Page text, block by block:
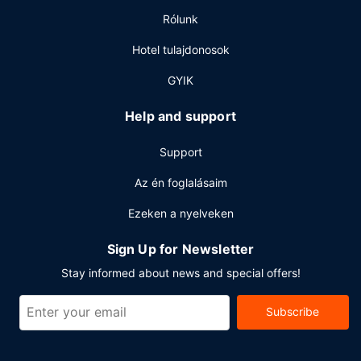
bár egyikében. Teljes reggeli felár ellenében elérhető
naponta reggeli 7:00 és 10:00 között.
vegytisztítási/ruhatisztítási szolgáltatások és 24 órában
nyitva tartó recepció is igénybe vehető. Róma városában
(45 négyzetméter) konferenciatér és tárgyalóterem céljára
fenntartott területtel rendelkezik. Az autóval érkező
biztosított a helyszínen.
Rólunk
Hotel tulajdonosok
GYIK
Help and support
Support
Az én foglalásaim
Ezeken a nyelveken
Sign Up for Newsletter
Stay informed about news and special offers!
Subscribe